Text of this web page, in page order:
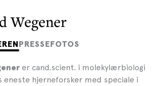
Wegener
PRESSEFOTOS
er cand.scient. i molekylærbiologi
eneste hjerneforsker med speciale i